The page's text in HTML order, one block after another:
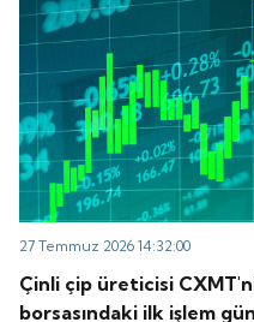
27 Temmuz 2026 14:32:00
Çinli çip üreticisi
borsasındaki ilk işlem